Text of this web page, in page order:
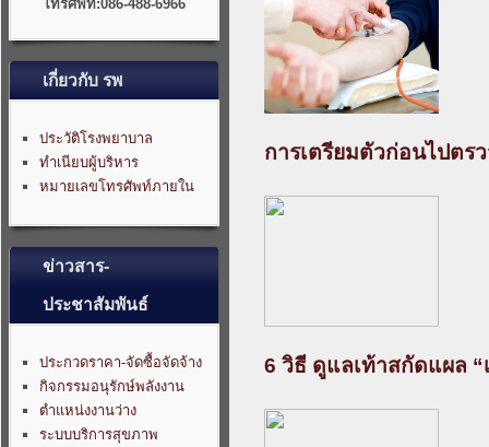
โทรศัพท์:086-488-6966
เกี่ยวกับ รพ
ประวัติโรงพยาบาล
ทำเนียบผู้บริหาร
หมายเลขโทรศัพท์ภายใน
ข่าวสาร-
ประชาสัมพันธ์
ประกวดราคา-จัดซื้อจัดจ้าง
กิจกรรมอนุรักษ์พลังงาน
ตำแหน่งงานว่าง
ระบบบริการสุขภาพ
การเตรียมตัวก่อนไปตร
6 วิธี ดูแลเท้าสกัดแผล